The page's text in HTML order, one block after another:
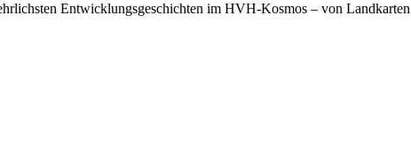
Entwicklungsgeschichten im HVH-Kosmos – von